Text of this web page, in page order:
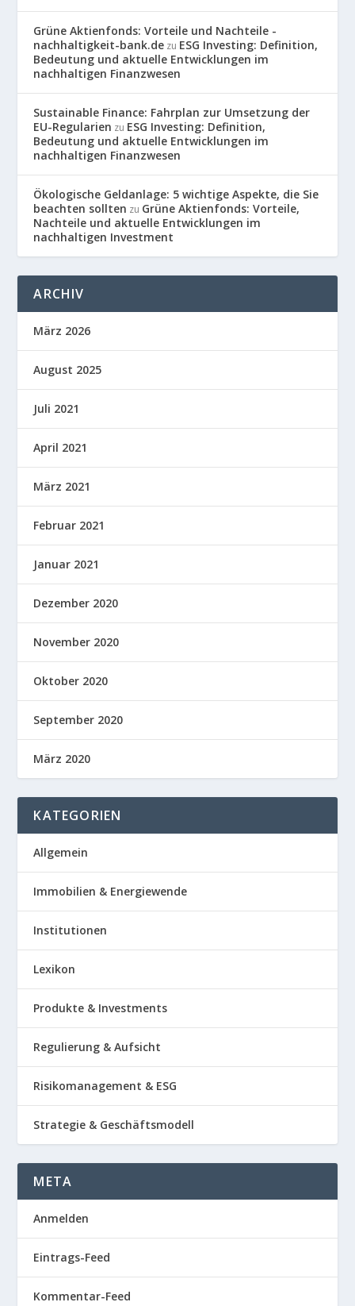
Grüne Aktienfonds: Vorteile und Nachteile -
nachhaltigkeit-bank.de zu ESG Investing: Definition,
Bedeutung und aktuelle Entwicklungen im
nachhaltigen Finanzwesen
Sustainable Finance: Fahrplan zur Umsetzung der
EU-Regularien zu ESG Investing: Definition,
Bedeutung und aktuelle Entwicklungen im
nachhaltigen Finanzwesen
Ökologische Geldanlage: 5 wichtige Aspekte, die Sie
beachten sollten zu Grüne Aktienfonds: Vorteile,
Nachteile und aktuelle Entwicklungen im
nachhaltigen Investment
ARCHIV
März 2026
August 2025
Juli 2021
April 2021
März 2021
Februar 2021
Januar 2021
Dezember 2020
November 2020
Oktober 2020
September 2020
März 2020
KATEGORIEN
Allgemein
Immobilien & Energiewende
Institutionen
Lexikon
Produkte & Investments
Regulierung & Aufsicht
Risikomanagement & ESG
Strategie & Geschäftsmodell
META
Anmelden
Eintrags-Feed
Kommentar-Feed